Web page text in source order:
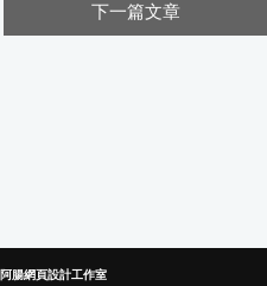
下一篇文章
阿腸網頁設計工作室